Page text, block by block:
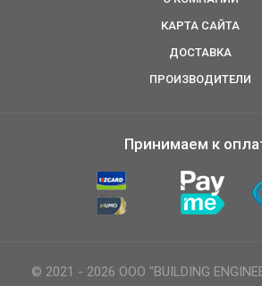
КАРТА САЙТА
ДОСТАВКА
ПРОИЗВОДИТЕЛИ
Принимаем к
© 2021 - 2026 ООО "BUILDING